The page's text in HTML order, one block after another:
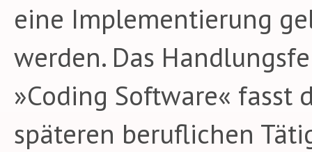
eine Implementierung
werden. Das
»Coding Software« fasst
späteren beruflichen